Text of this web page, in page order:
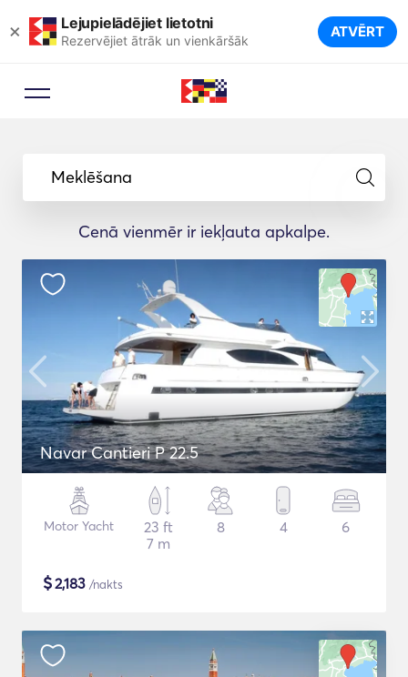
× Lejupielādējiet lietotni
Rezervējiet ātrāk un vienkāršāk ATVĒRT
Meklēšana
Cenā vienmēr ir iekļauta apkalpe.
Navar Cantieri P 22.5
Motor Yacht
23 ft
7 m
8 4 6
$2,183 /nakts